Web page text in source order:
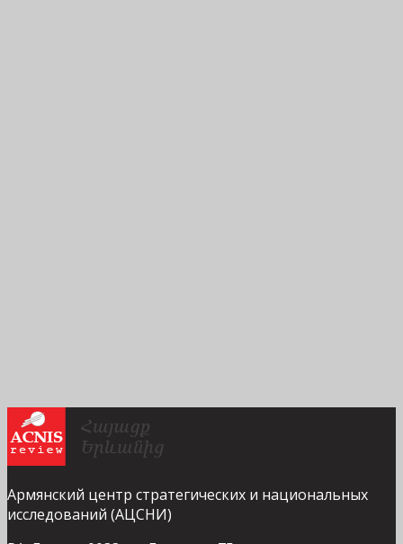
Армянский центр стратегических и национальных
исследований (АЦСНИ)